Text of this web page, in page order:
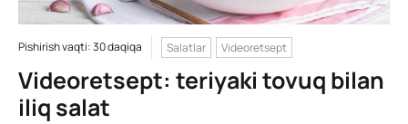
Pishirish vaqti: 30 daqiqa Salatlar Videoretsept
Videoretsept: teriyaki tovuq bilan
iliq salat